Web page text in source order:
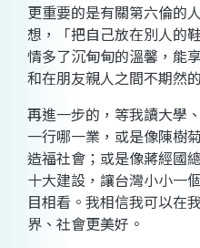
更重要的是有關第六倫的
想，「把自己放在別人的
情多了沉甸甸的溫馨，能
和在朋友親人之間不期然
再進一步的，等我讀大學
一行哪一業，或是像陳樹
造福社會；或是像蔣經國
十大建設，讓台灣小小一
目相看。我相信我可以在
界、社會更美好。